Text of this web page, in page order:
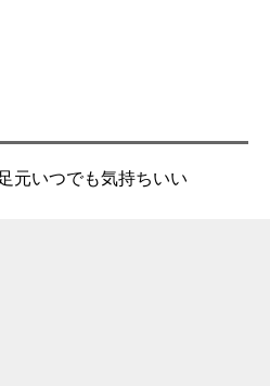
元いつでも気持ちいい